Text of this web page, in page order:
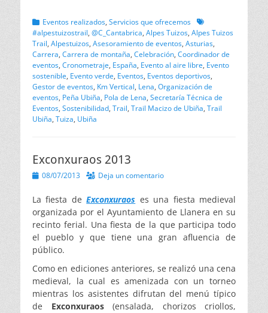
Categorias
Eventos realizados, Servicios que ofrecemos Etiquetas
#alpestuizostrail, @C_Cantabrica, Alpes Tuizos, Alpes Tuizos
Trail, Alpestuizos, Asesoramiento de eventos, Asturias,
Carrera, Carrera de montaña, Celebración, Coordinador de
eventos, Cronometraje, España, Evento al aire libre, Evento
sostenible, Evento verde, Eventos, Eventos deportivos,
Gestor de eventos, Km Vertical, Lena, Organización de
eventos, Peña Ubiña, Pola de Lena, Secretaría Técnica de
Eventos, Sostenibilidad, Trail, Trail Macizo de Ubiña, Trail
Ubiña, Tuiza, Ubiña
Exconxuraos 2013
Publicado
08/07/2013 Deja un comentario
La fiesta deExconxuraos es una fiesta medieval
organizada por el Ayuntamiento de Llanera en su
recinto ferial. Una fiesta de la que participa todo
el pueblo y que tiene una gran afluencia de
público.
Como en ediciones anteriores, se realizó una cena
medieval, la cual es amenizada con un torneo
mientras los asistentes difrutan del menú típico
de Exconxuraos (ensalada, chorizos criollos,